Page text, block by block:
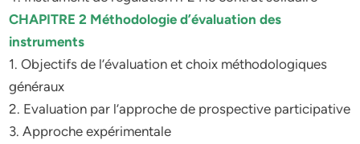
CHAPITRE 2 Méthodologie d’évaluation des
instruments
1. Objectifs de l’évaluation et choix méthodologiques
généraux
2. Evaluation par l’approche de prospective participative
3. Approche expérimentale